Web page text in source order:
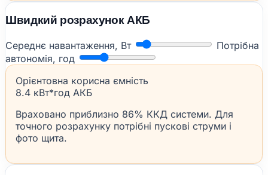
Швидкий розрахунок АКБ
Середнє навантаження, Вт
Потрібна
автономія, год
Орієнтовна корисна ємність
8.4 кВт*год АКБ
Враховано приблизно 86% ККД системи. Для
точного розрахунку потрібні пускові струми і
фото щита.